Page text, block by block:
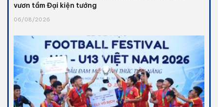
vươn tầm Đại kiện tướng
06/08/2026